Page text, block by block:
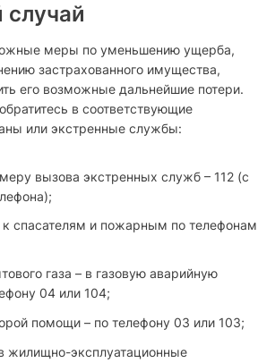
случай
меры по уменьшению ущерба,
застрахованного имущества,
его возможные дальнейшие потери.
в соответствующие
или экстренные службы:
вызова экстренных служб – 112 (с
спасателям и пожарным по телефонам
газа – в газовую аварийную
04 или 104;
помощи – по телефону 03 или 103;
жилищно-эксплуатационные